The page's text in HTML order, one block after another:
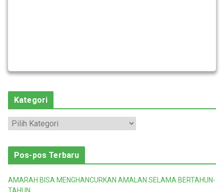
Kategori
t
o
Pos-pos Terbaru
AMARAH BISA MENGHANCURKAN AMALAN SELAMA BERTAHUN-